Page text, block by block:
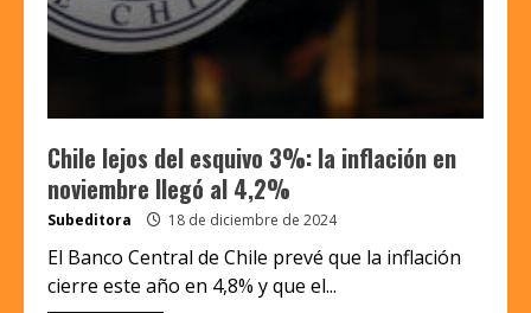
Chile lejos del esquivo 3%: la inflación en
noviembre llegó al 4,2%
Subeditora 18 de diciembre de 2024
El Banco Central de Chile prevé que la inflación
cierre este año en 4,8% y que el...